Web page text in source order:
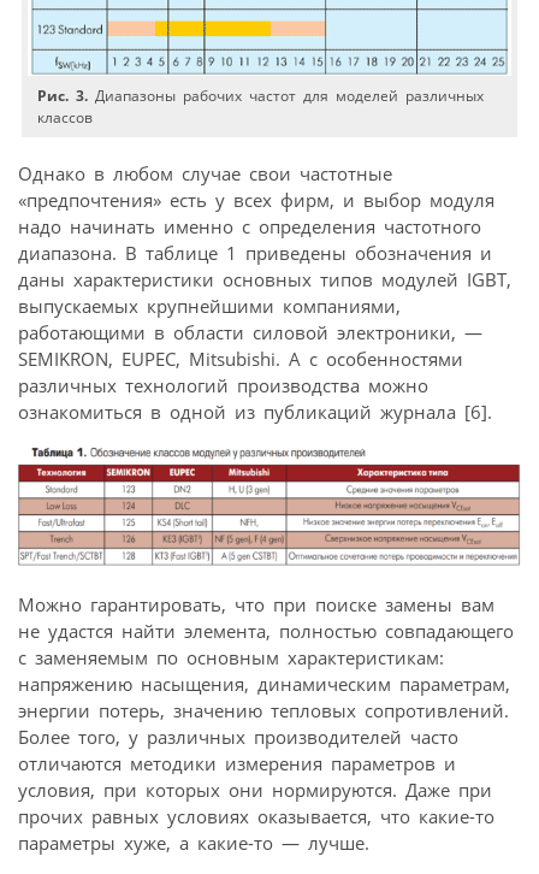
Рис. 3. Диапазоны рабочих частот для моделей различных
классов
Однако в любом случае свои частотные
«предпочтения» есть у всех фирм, и выбор модуля
надо начинать именно с определения частотного
диапазона. В таблице 1 приведены обозначения и
даны характеристики основных типов модулей IGBT,
выпускаемых крупнейшими компаниями,
работающими в области силовой электроники, —
SEMIKRON, EUPEC, Mitsubishi. А с особенностями
различных технологий производства можно
ознакомиться в одной из публикаций журнала [6].
Можно гарантировать, что при поиске замены вам
не удастся найти элемента, полностью совпадающего
с заменяемым по основным характеристикам:
напряжению насыщения, динамическим параметрам,
энергии потерь, значению тепловых сопротивлений.
Более того, у различных производителей часто
отличаются методики измерения параметров и
условия, при которых они нормируются. Даже при
прочих равных условиях оказывается, что какие-то
параметры хуже, а какие-то — лучше.